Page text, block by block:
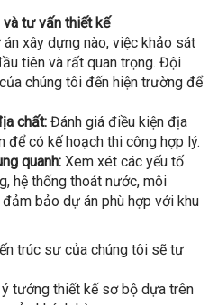
tư vấn thiết kế
xây dựng nào, việc khảo sát
tiên và rất quan trọng. Đội
chúng tôi đến hiện trường để
chất: Đánh giá điều kiện địa
để có kế hoạch thi công hợp lý.
quanh: Xem xét các yếu tố
hệ thống thoát nước, môi
bảo dự án phù hợp với khu
trúc sư của chúng tôi sẽ tư
ý tưởng thiết kế sơ bộ dựa trên